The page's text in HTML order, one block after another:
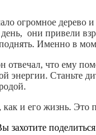
огромное
они привели
Именно в
что ему
энергии. Станьте
и его жизнь. Это